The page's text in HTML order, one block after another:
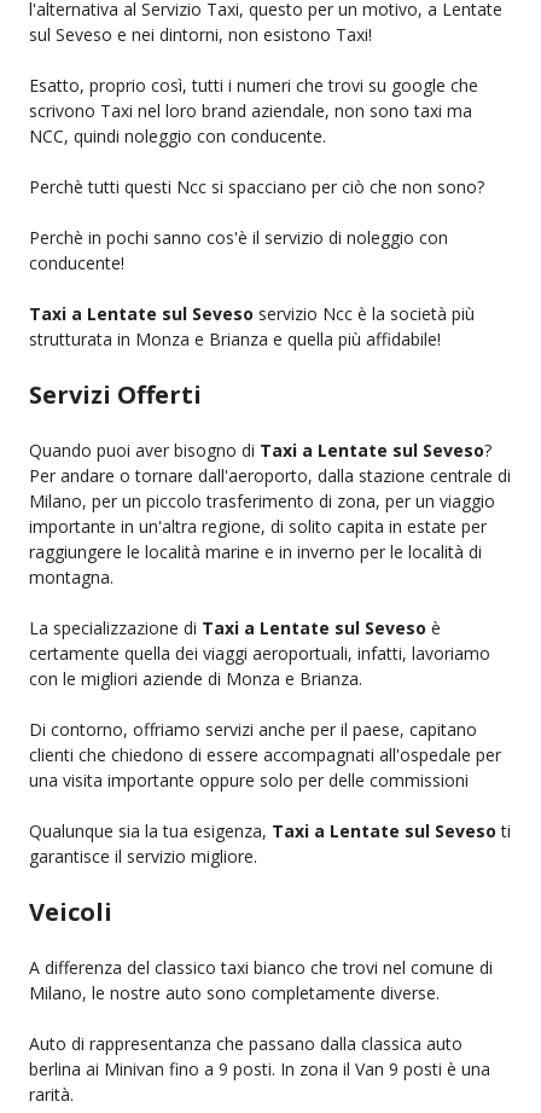
l'alternativa al Servizio Taxi, questo per un motivo, a Lentate
sul Seveso e nei dintorni, non esistono Taxi!
Esatto, proprio così, tutti i numeri che trovi su google che
scrivono Taxi nel loro brand aziendale, non sono taxi ma
NCC, quindi noleggio con conducente.
Perchè tutti questi Ncc si spacciano per ciò che non sono?
Perchè in pochi sanno cos'è il servizio di noleggio con
conducente!
Taxi a Lentate sul Seveso servizio Ncc è la società più
strutturata in Monza e Brianza e quella più affidabile!
Servizi Offerti
Quando puoi aver bisogno di Taxi a Lentate sul Seveso?
Per andare o tornare dall'aeroporto, dalla stazione centrale di
Milano, per un piccolo trasferimento di zona, per un viaggio
importante in un'altra regione, di solito capita in estate per
raggiungere le località marine e in inverno per le località di
montagna.
La specializzazione di Taxi a Lentate sul Seveso è
certamente quella dei viaggi aeroportuali, infatti, lavoriamo
con le migliori aziende di Monza e Brianza.
Di contorno, offriamo servizi anche per il paese, capitano
clienti che chiedono di essere accompagnati all'ospedale per
una visita importante oppure solo per delle commissioni
Qualunque sia la tua esigenza, Taxi a Lentate sul Seveso ti
garantisce il servizio migliore.
Veicoli
A differenza del classico taxi bianco che trovi nel comune di
Milano, le nostre auto sono completamente diverse.
Auto di rappresentanza che passano dalla classica auto
berlina ai Minivan fino a 9 posti. In zona il Van 9 posti è una
rarità.